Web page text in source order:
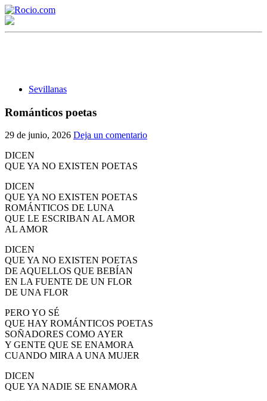
Sevillanas
Románticos poetas
29 de junio, 2026 Deja un comentario
DICEN
QUE YA NO EXISTEN POETAS
DICEN
QUE YA NO EXISTEN POETAS
ROMÁNTICOS DE LUNA
QUE LE ESCRIBAN AL AMOR
AL AMOR
DICEN
QUE YA NO EXISTEN POETAS
DE AQUELLOS QUE BEBÍAN
EN LA FUENTE DE UN FLOR
DE UNA FLOR
PERO YO SÉ
QUE HAY ROMÁNTICOS POETAS
SOÑADORES COMO AYER
Y GENTE QUE SE ENAMORA
CUANDO MIRA A UNA MUJER
DICEN
QUE YA NADIE SE ENAMORA
¡Bienvenido! Soy el asistente virtual de rocio.com.
Historia de la Virgen del Rocío
¿Cuándo es la romería del Rocío?
¿Cuándo se construyó la primera ermita?
El traslado cada siete años
¿Cuales son los actos principales que se celebran en el
Quiero hacer el camino,¿que tengo que hacer?
En el Rocío, ¿dónde me alojo?